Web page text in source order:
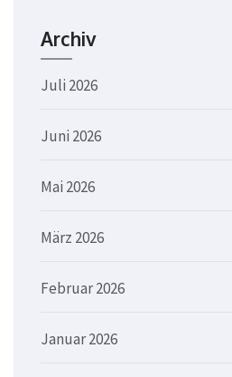
Archiv
Juli 2026
Juni 2026
Mai 2026
März 2026
Februar 2026
Januar 2026